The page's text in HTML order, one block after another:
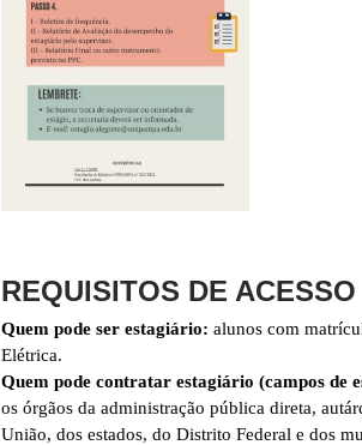
REQUISITOS DE ACESSO
Quem pode ser estagiário: alunos com
Elétrica.
Quem pode contratar estagiário (campos de
os órgãos da administração pública direta,
União, dos estados, do Distrito Federal e dos